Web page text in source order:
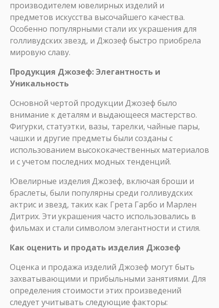
производителем ювелирных изделий и
предметов искусства высочайшего качества.
Особенно популярными стали их украшения для
голливудских звезд, и Джозеф быстро приобрела
мировую славу.
Продукция Джозеф: Элегантность и
Уникальность
Основной чертой продукции Джозеф было
внимание к деталям и выдающееся мастерство.
Фигурки, статуэтки, вазы, тарелки, чайные пары,
чашки и другие предметы были созданы с
использованием высококачественных материалов
и с учетом последних модных тенденций.
Ювелирные изделия Джозеф, включая броши и
браслеты, были популярны среди голливудских
актрис и звезд, таких как Грета Гарбо и Марлен
Дитрих. Эти украшения часто использовались в
фильмах и стали символом элегантности и стиля.
Как оценить и продать изделия Джозеф
Оценка и продажа изделий Джозеф могут быть
захватывающими и прибыльными занятиями. Для
определения стоимости этих произведений
следует учитывать следующие факторы: